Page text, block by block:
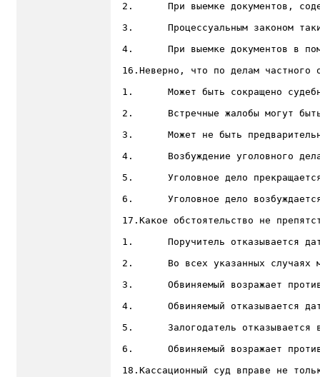
2.	При выемке документов, содержащих сведения, являющиеся государственной тайной;
3.	Процессуальным законом такие случаи не предусмотрены;
4.	При выемке документов в помещениях, в которых проживают члены дипломатических представительств;
16.Неверно, что по делам частного
1.	Может быть сокращено судебное следствие;
2.	Встречные жалобы могут быть объединены в одном производстве;
3.	Может не быть предварительного расследования;
4.	Возбуждение уголовного дела не обязательно;
5.	Уголовное дело прекращается в связи с примирением потерпевшего с обвиняемым;
6.	Уголовное дело возбуждается путем подачи жалобы потерпевшим;
17.Какое обстоятельство не
1.	Поручитель отказывается дать подписку о личном поручительстве;
2.	Во всех указанных случаях меру пресечения избрать нельзя;
3.	Обвиняемый возражает против личного поручительства;
4.	Обвиняемый отказывается дать подписку о невыезде;
5.	Залогодатель отказывается внести залог;
6.	Обвиняемый возражает против наблюдения командования воинской части;
18.Кассационный суд вправе не